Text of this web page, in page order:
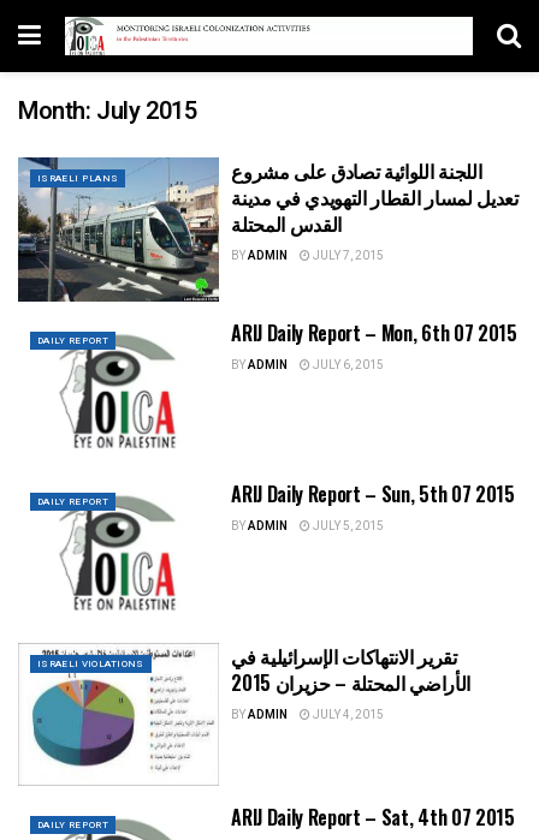
Month: July 2015
ISRAELI PLANS
اللجنة اللوائية تصادق على مشروع
تعديل لمسار القطار التهويدي في مدينة
القدس المحتلة
BYADMIN JULY 7, 2015
DAILY REPORT ARIJ Daily Report – Mon, 6th 07 2015
BYADMIN JULY 6, 2015
DAILY REPORT ARIJ Daily Report – Sun, 5th 07 2015
BYADMIN JULY 5, 2015
ISRAELI VIOLATIONS
تقرير الانتهاكات الإسرائيلية في
الأراضي المحتلة – حزيران 2015
BYADMIN JULY 4, 2015
DAILY REPORT ARIJ Daily Report – Sat, 4th 07 2015